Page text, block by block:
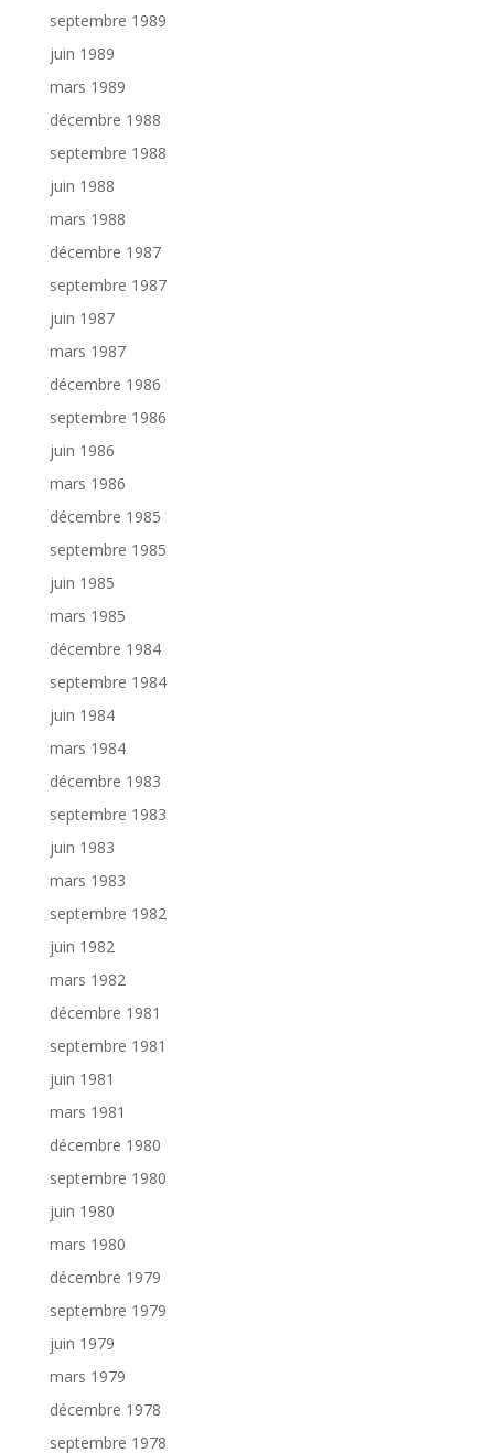
septembre 1989
juin 1989
mars 1989
décembre 1988
septembre 1988
juin 1988
mars 1988
décembre 1987
septembre 1987
juin 1987
mars 1987
décembre 1986
septembre 1986
juin 1986
mars 1986
décembre 1985
septembre 1985
juin 1985
mars 1985
décembre 1984
septembre 1984
juin 1984
mars 1984
décembre 1983
septembre 1983
juin 1983
mars 1983
septembre 1982
juin 1982
mars 1982
décembre 1981
septembre 1981
juin 1981
mars 1981
décembre 1980
septembre 1980
juin 1980
mars 1980
décembre 1979
septembre 1979
juin 1979
mars 1979
décembre 1978
septembre 1978